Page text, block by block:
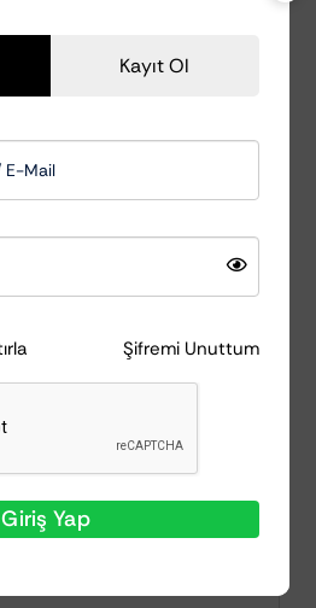
Kayıt Ol
Şifremi Unuttum
Giriş Yap